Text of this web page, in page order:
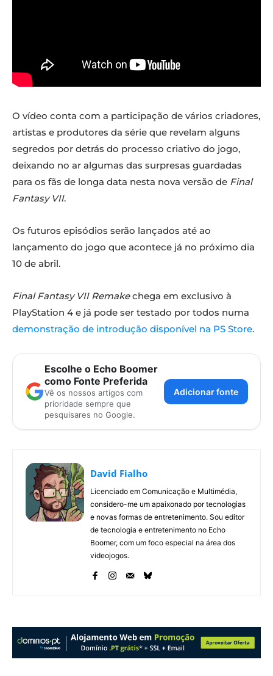
O vídeo conta com a participação de vários criadores,
artistas e produtores da série que revelam alguns
segredos por detrás do processo criativo do jogo,
deixando no ar algumas das surpresas guardadas
para os fãs de longa data nesta nova versão de Final
Fantasy VII.
Os futuros episódios serão lançados até ao
lançamento do jogo que acontece já no próximo dia
10 de abril.
Final Fantasy VII Remakechega em exclusivo à
PlayStation 4 e já pode ser testado por todos numa
demonstração de introdução disponível na PS Store.
Escolhe o Echo Boomer
como Fonte Preferida
Vê os nossos artigos com
prioridade sempre que
pesquisares no Google.
Adicionar fonte
David Fialho
Licenciado em Comunicação e Multimédia,
considero-me um apaixonado por tecnologias
e novas formas de entretenimento. Sou editor
de tecnologia e entretenimento no Echo
Boomer, com um foco especial na área dos
videojogos.